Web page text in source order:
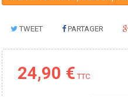
TWEET PARTAGER
24,90 € TTC